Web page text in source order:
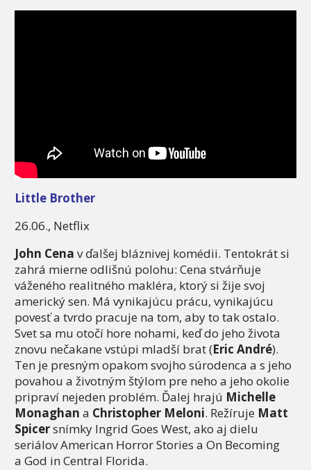
Little Brother
26.06., Netflix
John Cena v ďalšej bláznivej komédii. Tentokrát si
zahrá mierne odlišnú polohu: Cena stvárňuje
váženého realitného makléra, ktorý si žije svoj
americký sen. Má vynikajúcu prácu, vynikajúcu
povesť a tvrdo pracuje na tom, aby to tak ostalo.
Svet sa mu otočí hore nohami, keď do jeho života
znovu nečakane vstúpi mladší brat (Eric André).
Ten je presným opakom svojho súrodenca a s jeho
povahou a životným štýlom pre neho a jeho okolie
pripraví nejeden problém. Ďalej hrajú Michelle
Monaghan a Christopher Meloni. Režíruje Matt
Spicersnímky Ingrid Goes West, ako aj dielu
seriálov American Horror Stories a On Becoming
a God in Central Florida.